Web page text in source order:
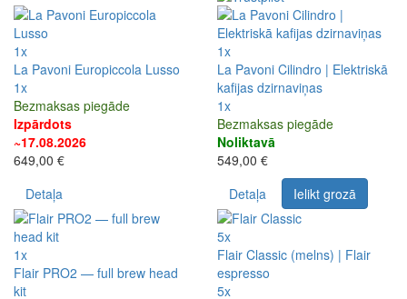
1x
La Pavoni Europiccola Lusso
1x
Bezmaksas piegāde
Izpārdots
~17.08.2026
649,00 €
Detaļa
1x
La Pavoni Cilindro | Elektriskā
kafijas dzirnaviņas
1x
Bezmaksas piegāde
Noliktavā
549,00 €
Detaļa
Ielikt grozā
1x
Flair PRO2 — full brew head
kit
5x
Flair Classic (melns) | Flair
espresso
5x